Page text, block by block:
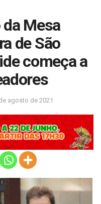
Mesa
de São
começa a
agosto de 2021